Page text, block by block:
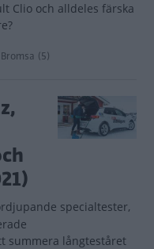
Clio och alldeles färska
Bromsa (5)
specialtester,
summera långteståret